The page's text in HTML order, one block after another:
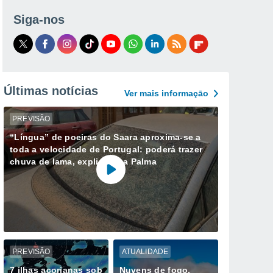
Siga-nos
Últimas notícias Ver mais informaçāo
PREVISÃO
“Língua” de poeiras do Saara aproxima-se a
toda a velocidade de Portugal: poderá trazer
chuva de lama, explica Ana Palma
PREVISÃO
7 ilhas açorianas sob
ATUALIDADE
Nuvens de fogo,